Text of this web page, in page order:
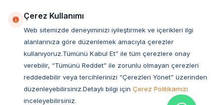
Müşteri Hizmetleri
Çerez Kullanımı
Web sitemizde deneyiminizi iyileştirmek ve içerikleri ilgi
alanlarınıza göre düzenlemek amacıyla çerezler
kullanıyoruz.Tümünü Kabul Et” ile tüm çerezlere onay
verebilir, “Tümünü Reddet” ile zorunlu olmayan çerezleri
reddedebilir veya tercihlerinizi “Çerezleri Yönet” üzerinden
düzenleyebilirsiniz.Detaylı bilgi için Çerez Politikamızı
inceleyebilirsiniz.